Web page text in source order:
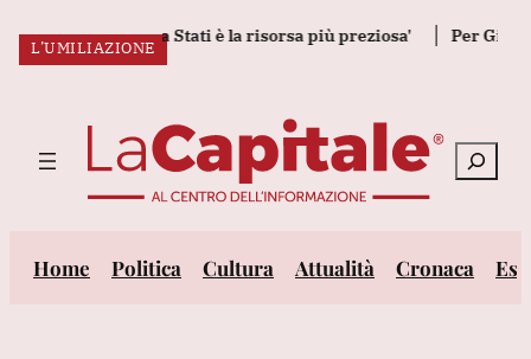
ULTIM’ORA:
Madrid, 'fiducia tra Stati è la risorsa più preziosa' Per
Cerca
Home Politica Cultura Attualità Cronaca
L’UMILIAZIONE